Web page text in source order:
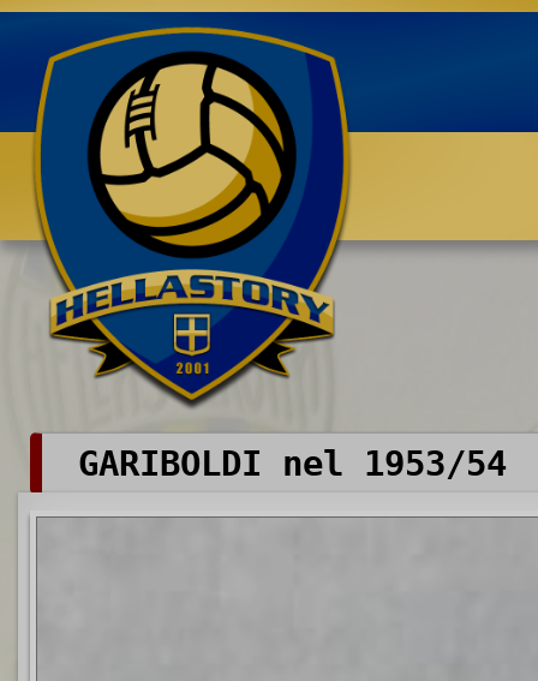
Benvenuti su HELLASTORY.net
GARIBOLDI nel 1953/54